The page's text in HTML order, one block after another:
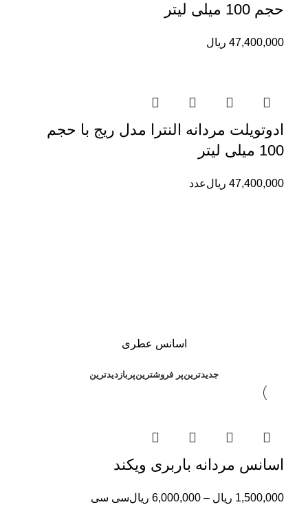
حجم 100 میلی لیتر
47,400,000 ریال
ادوتویلت مردانه النترا مدل ریج با حجم
100 میلی لیتر
47,400,000 ریالعدد
اسانس عطری
جدیدترینپر فروشترینپربازدیدترین
اسانس مردانه باربری ویکند
1,500,000 ریال –
6,000,000 ریالسی سی